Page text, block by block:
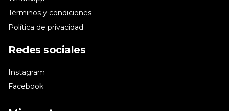
Términos y condiciones
Política de privacidad
Redes sociales
Instagram
Facebook